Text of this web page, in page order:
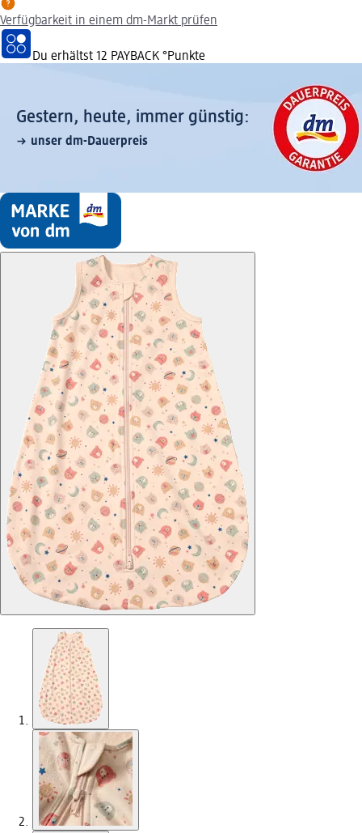
Verfügbarkeit in einem dm-Markt prüfen
Du erhältst 12 PAYBACK °Punkte
Gestern, heute, immer günstig:
unser dm-Dauerpreis